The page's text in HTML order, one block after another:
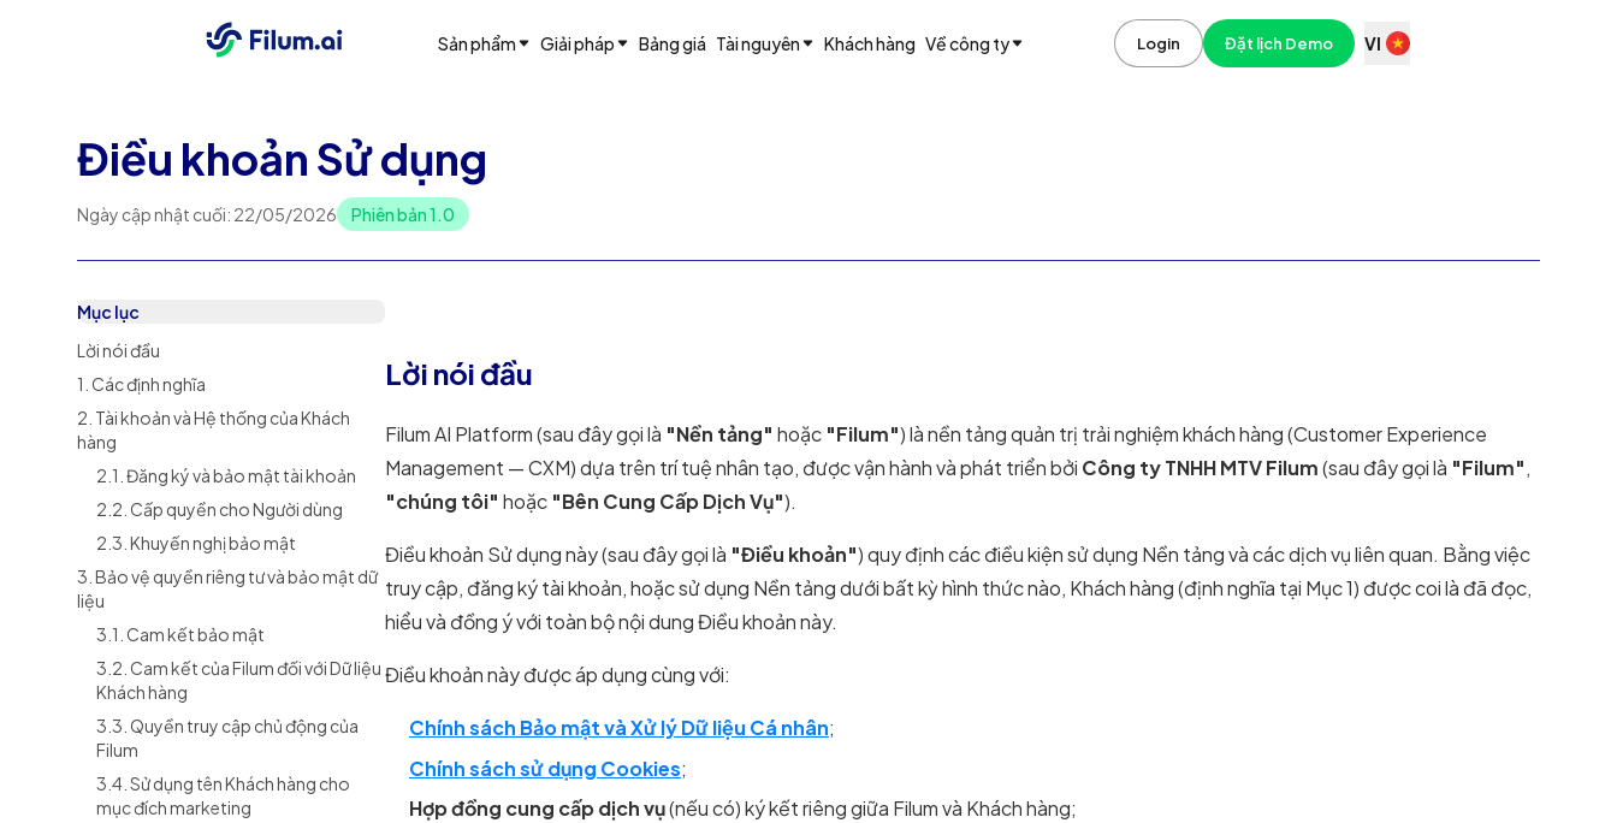
Sản phẩm Giải pháp Bảng giá Tài nguyên Khách hàng Về công ty Login Đặt lịch Demo VI
Điều khoản Sử dụng
Ngày cập nhật cuối: 22/05/2026 Phiên bản1.0
Mục lục
Lời nói đầu
1. Các định nghĩa
2. Tài khoản và Hệ thống của Khách
hàng
2.1. Đăng ký và bảo mật tài khoản
2.2. Cấp quyền cho Người dùng
2.3. Khuyến nghị bảo mật
3. Bảo vệ quyền riêng tư và bảo mật dữ
liệu
3.1. Cam kết bảo mật
3.2. Cam kết của Filum đối với Dữ liệu
Khách hàng
3.3. Quyền truy cập chủ động của
Filum
3.4. Sử dụng tên Khách hàng cho
mục đích marketing
Lời nói đầu
Filum AI Platform (sau đây gọi là "Nền tảng" hoặc "Filum") là nền tảng quản trị trải nghiệm khách hàng (Customer Experience
Management — CXM) dựa trên trí tuệ nhân tạo, được vận hành và phát triển bởi Công ty TNHH MTV Filum(sau đây gọi là "Filum",
"chúng tôi" hoặc "Bên Cung Cấp Dịch Vụ").
Điều khoản Sử dụng này (sau đây gọi là "Điều khoản") quy định các điều kiện sử dụng Nền tảng và các dịch vụ liên quan. Bằng việc
truy cập, đăng ký tài khoản, hoặc sử dụng Nền tảng dưới bất kỳ hình thức nào, Khách hàng (định nghĩa tại Mục 1) được coi là đã đọc,
hiểu và đồng ý với toàn bộ nội dung Điều khoản này.
Điều khoản này được áp dụng cùng với:
Chính sách Bảo mật và Xử lý Dữ liệu Cá nhân;
Chính sách sử dụng Cookies;
Hợp đồng cung cấp dịch vụ(nếu có) ký kết riêng giữa Filum và Khách hàng;